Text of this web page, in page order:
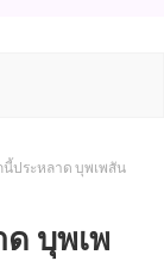
นี้ประหลาด บุพเพสัน
บุพเพ